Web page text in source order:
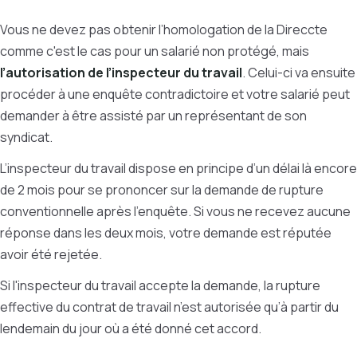
Vous ne devez pas obtenir l’homologation de la Direccte
comme c'est le cas pour un salarié non protégé, mais
l’autorisation de l’inspecteur du travail. Celui-ci va ensuite
procéder à une enquête contradictoire et votre salarié peut
demander à être assisté par un représentant de son
syndicat.
L’inspecteur du travail dispose en principe d’un délai là encore
de 2 mois pour se prononcer sur la demande de rupture
conventionnelle après l’enquête. Si vous ne recevez aucune
réponse dans les deux mois, votre demande est réputée
avoir été rejetée.
Si l'inspecteur du travail accepte la demande, la rupture
effective du contrat de travail n’est autorisée qu’à partir du
lendemain du jour où a été donné cet accord.